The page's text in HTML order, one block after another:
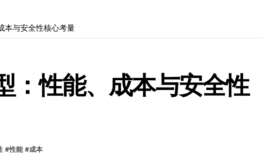
行库与安全配置
本与安全性核心考量
：性能、成本与安全性
#性能 #成本